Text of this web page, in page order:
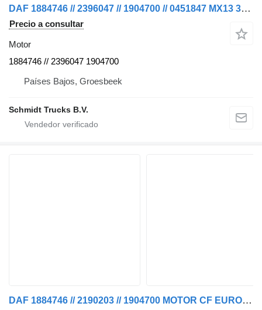
DAF 1884746 // 2396047 // 1904700 // 0451847 MX13 340 U1 motor para camión
Precio a consultar
Motor
1884746 // 2396047 1904700
Países Bajos, Groesbeek
Schmidt Trucks B.V.
DAF 1884746 // 2190203 // 1904700 MOTOR CF EURO 6 / 410 CV KM 586,54 para camión